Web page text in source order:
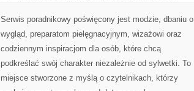
KĄPIELOWE
Serwis poradnikowy poświęcony jest modzie, dbaniu o
wygląd, preparatom pielęgnacyjnym, wizażowi oraz
codziennym inspiracjom dla osób, które chcą
podkreślać swój charakter niezależnie od sylwetki. To
miejsce stworzone z myślą o czytelnikach, którzy